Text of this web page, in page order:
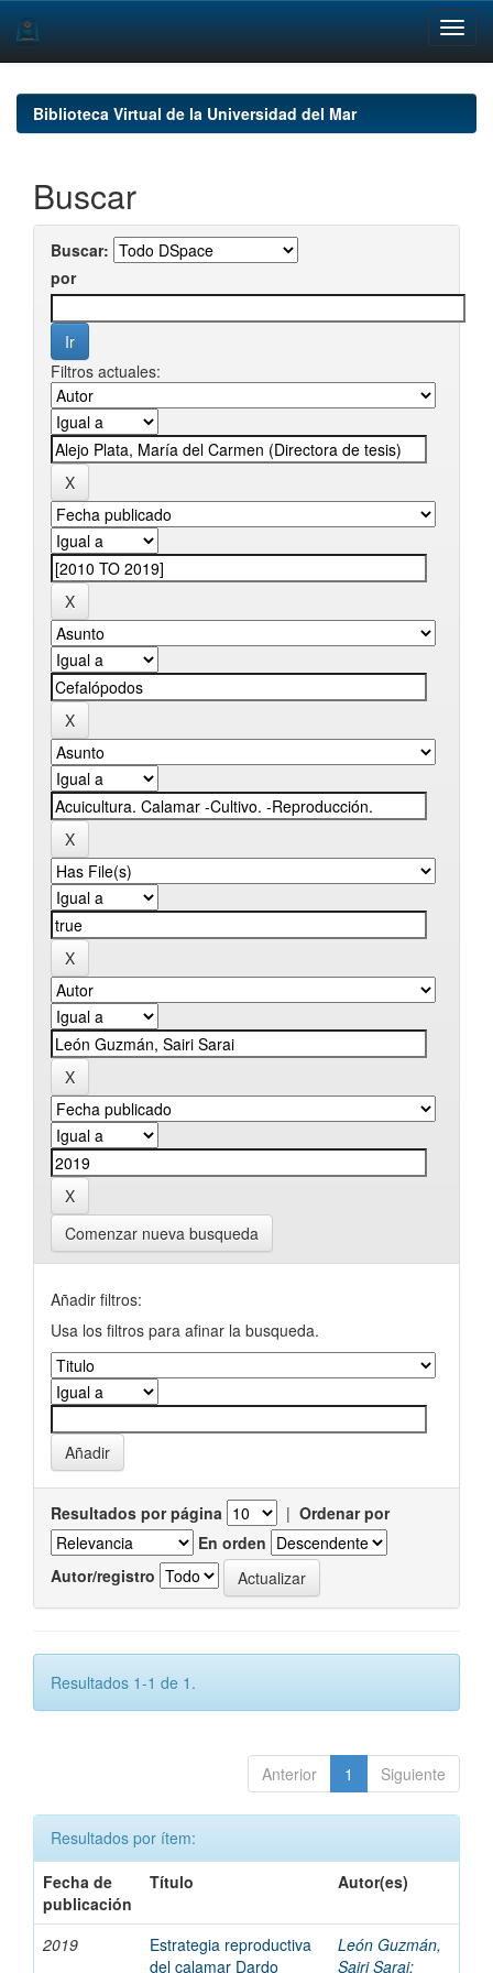
navigationBiblioteca Virtual de la Universidad del Mar
Buscar
Buscar:
por
Filtros actuales:
Comenzar nueva busqueda
Añadir filtros:
Usa los filtros para afinar la busqueda.
Resultados por página | Ordenar por
En orden
Autor/registro
Resultados 1-1 de 1.
Anterior 1 Siguiente
Resultados por ítem:
Fecha de
publicación
Título Autor(es)
2019
Estrategia reproductiva
del calamar Dardo
León Guzmán,
Sairi Sarai;